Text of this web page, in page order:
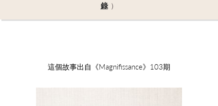
錄 ）
這個故事出自《Magnifissance》103期